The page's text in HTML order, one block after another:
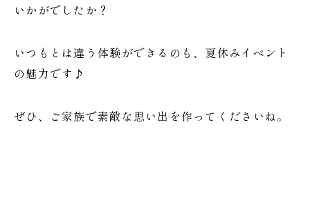
いかがでしたか？
いつもとは違う体験ができるのも、夏休みイベント
の魅力です♪
ぜひ、ご家族で素敵な思い出を作ってくださいね。